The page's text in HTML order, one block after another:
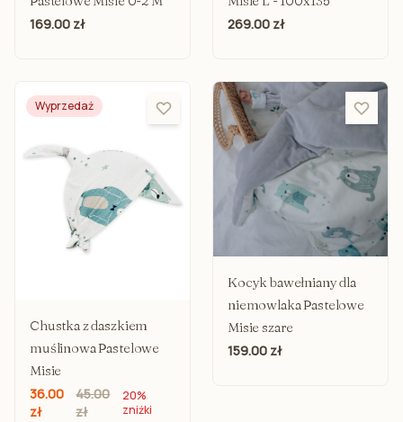
169.00 zł
269.00 zł
Wyprzedaż
Chustka z daszkiem
muślinowa Pastelowe
Misie
36.00
zł
45.00
zł
20%
zniżki
Kocyk bawełniany dla
niemowlaka Pastelowe
Misie szare
159.00 zł